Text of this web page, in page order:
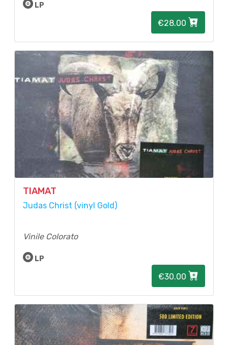
LP
€28.00
TIAMAT
Judas Christ (vinyl Gold)
Vinile Colorato
LP
€30.00